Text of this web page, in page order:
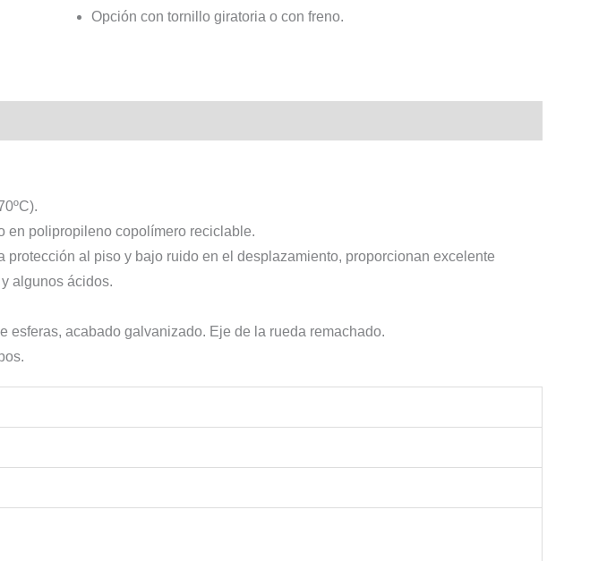
Opción con tornillo giratoria o con freno.
en polipropileno copolímero reciclable.
al piso y bajo ruido en el desplazamiento, proporcionan excelente
algunos ácidos.
esferas, acabado galvanizado. Eje de la rueda remachado.